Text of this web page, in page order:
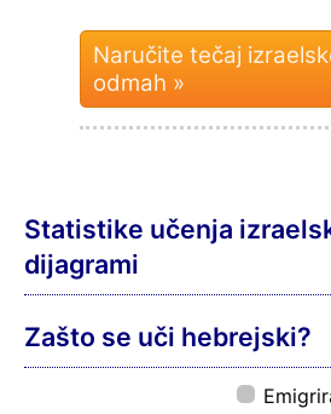
Naručite tečaj
odmah »
Statistike učenja
dijagrami
Zašto se uči hebrejski?